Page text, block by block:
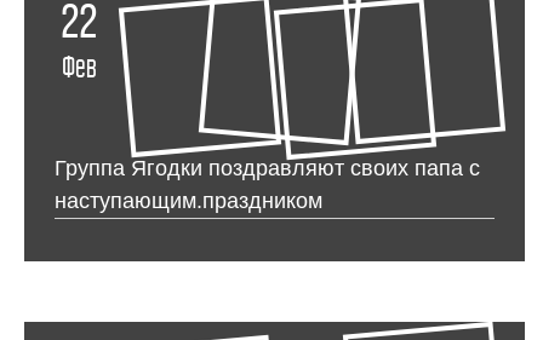
22
Фев
Группа Ягодки поздравляют своих папа с
наступающим.праздником